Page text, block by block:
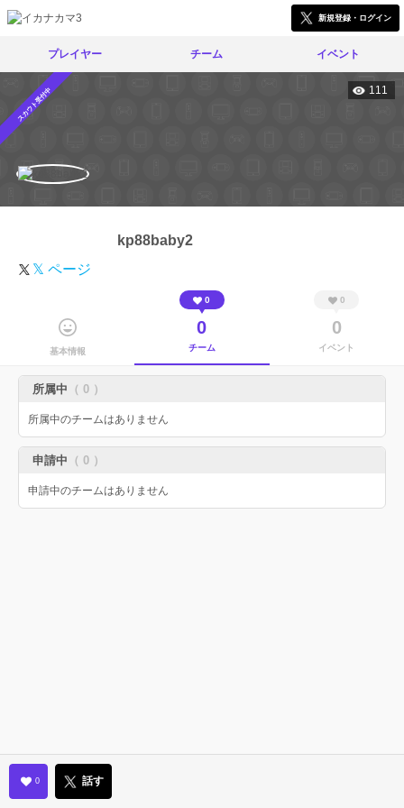
新規登録・ログイン
プレイヤー チーム イベント
スカウト受付中 111
kp88baby2
𝕏 ページ
基本情報
0
0
チーム
0
0
イベント
所属中 （ 0 ）
所属中のチームはありません
申請中 （ 0 ）
申請中のチームはありません
0 話す